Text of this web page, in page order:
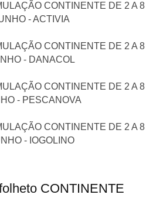
CONTINENTE DE 2 A 8
- ACTIVIA
CONTINENTE DE 2 A 8
- DANACOL
CONTINENTE DE 2 A 8
- PESCANOVA
CONTINENTE DE 2 A 8
- IOGOLINO
CONTINENTE